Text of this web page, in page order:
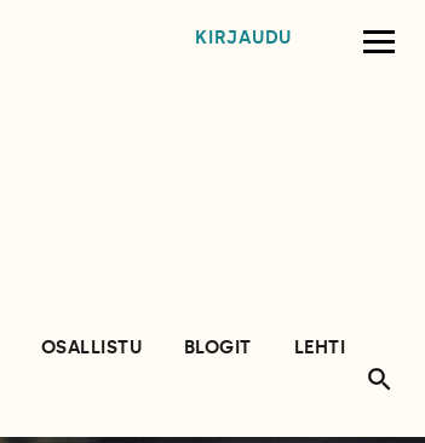
KIRJAUDU
OSALLISTU BLOGIT
LEHTI